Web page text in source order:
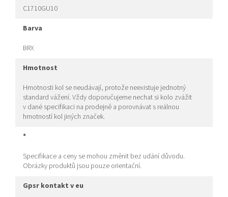
C1710GU10
barva
BRX
hmotnost
Hmotnosti kol se neudávají, protože neexistuje jednotný
standard vážení. Vždy doporučujeme nechat si kolo zvážit
v dané specifikaci na prodejně a porovnávat s reálnou
hmotností kol jiných značek.
*
Specifikace a ceny se mohou změnit bez udání důvodu.
Obrázky produktů jsou pouze orientační.
gpsr kontakt v eu